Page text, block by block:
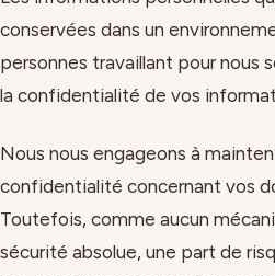
conservées dans un
personnes travaillant pour nous
la confidentialité de vos
Nous nous engageons à
confidentialité concernant vos
Toutefois, comme aucun
sécurité absolue, une part de